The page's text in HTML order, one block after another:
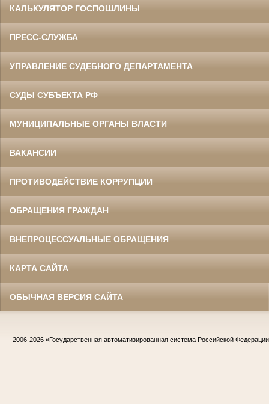
КАЛЬКУЛЯТОР ГОСПОШЛИНЫ
ПРЕСС-СЛУЖБА
УПРАВЛЕНИЕ СУДЕБНОГО ДЕПАРТАМЕНТА
СУДЫ СУБЪЕКТА РФ
МУНИЦИПАЛЬНЫЕ ОРГАНЫ ВЛАСТИ
ВАКАНСИИ
ПРОТИВОДЕЙСТВИЕ КОРРУПЦИИ
ОБРАЩЕНИЯ ГРАЖДАН
ВНЕПРОЦЕССУАЛЬНЫЕ ОБРАЩЕНИЯ
КАРТА САЙТА
ОБЫЧНАЯ ВЕРСИЯ САЙТА
2006-2026 «Государственная автоматизированная система Российской